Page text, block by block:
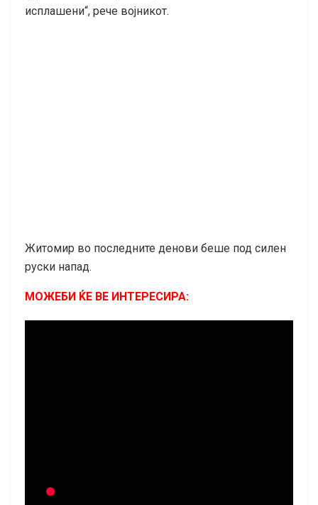
исплашени“, рече војникот.
Житомир во последните денови беше под силен
руски напад.
МОЖЕБИ ЌЕ ВЕ ИНТЕРЕСИРА: